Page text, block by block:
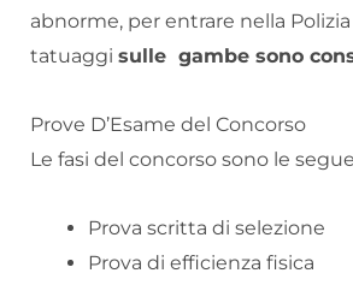
abnorme, per entrare nella
tatuaggi sulle gambe sono
Prove D’Esame del Concorso
Le fasi del concorso sono le
Prova scritta di selezione
Prova di efficienza fisica